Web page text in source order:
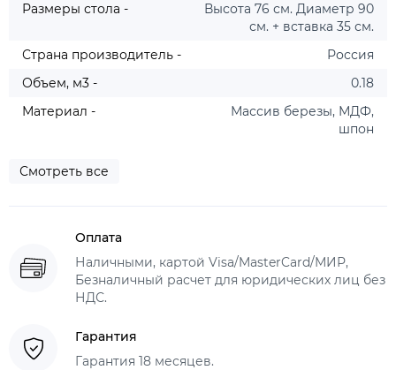
Размеры стола -
Высота 76 см. Диаметр 90
см. + вставка 35 см.
Страна производитель -
Россия
Объем, м3 -
0.18
Материал -
Массив березы, МДФ,
шпон
Смотреть все
Оплата
Наличными, картой Visa/MasterCard/МИР,
Безналичный расчет для юридических лиц без
НДС.
Гарантия
Гарантия 18 месяцев.